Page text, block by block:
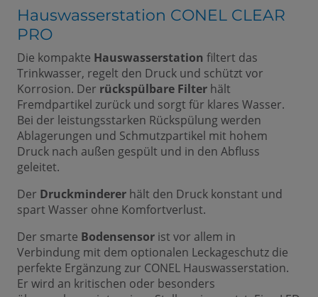
Hauswasserstation CONEL CLEAR
PRO
Die kompakte Hauswasserstation filtert das
Trinkwasser, regelt den Druck und schützt vor
Korrosion. Der rückspülbare Filter hält
Fremdpartikel zurück und sorgt für klares Wasser.
Bei der leistungsstarken Rückspülung werden
Ablagerungen und Schmutzpartikel mit hohem
Druck nach außen gespült und in den Abfluss
geleitet.
Der Druckminderer hält den Druck konstant und
spart Wasser ohne Komfortverlust.
Der smarte Bodensensor ist vor allem in
Verbindung mit dem optionalen Leckageschutz die
perfekte Ergänzung zur CONEL Hauswasserstation.
Er wird an kritischen oder besonders